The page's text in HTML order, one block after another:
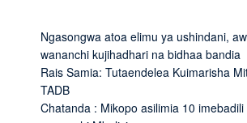
Ngasongwa atoa elimu ya ushindani,
wananchi kujihadhari na bidhaa bandia
Rais Samia: Tutaendelea Kuimarisha
TADB
Chatanda : Mikopo asilimia 10